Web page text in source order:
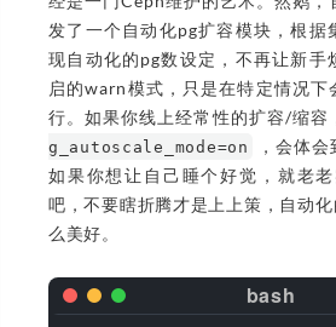
发了一个自动化pg扩容模块，根据
现自动化的pg数设定，不再让新手
启的warn模式，只是在特定情况下
行。如果你线上经常性的扩容/缩容
g_autoscale_mode=on
，会体
如果你想让自己睡个好觉，就老
吧，不要瞎折腾才是上上策，自动
么美好。